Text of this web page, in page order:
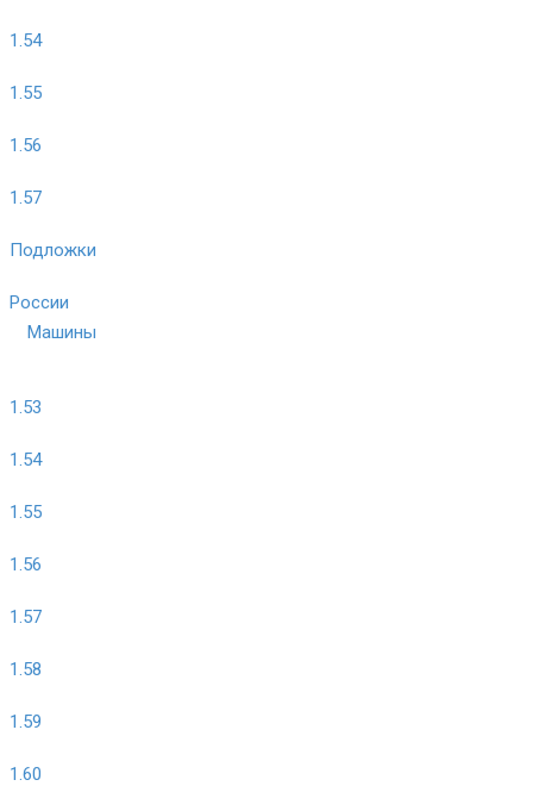
1.54
1.55
1.56
1.57
Подложки
России
Машины
1.53
1.54
1.55
1.56
1.57
1.58
1.59
1.60